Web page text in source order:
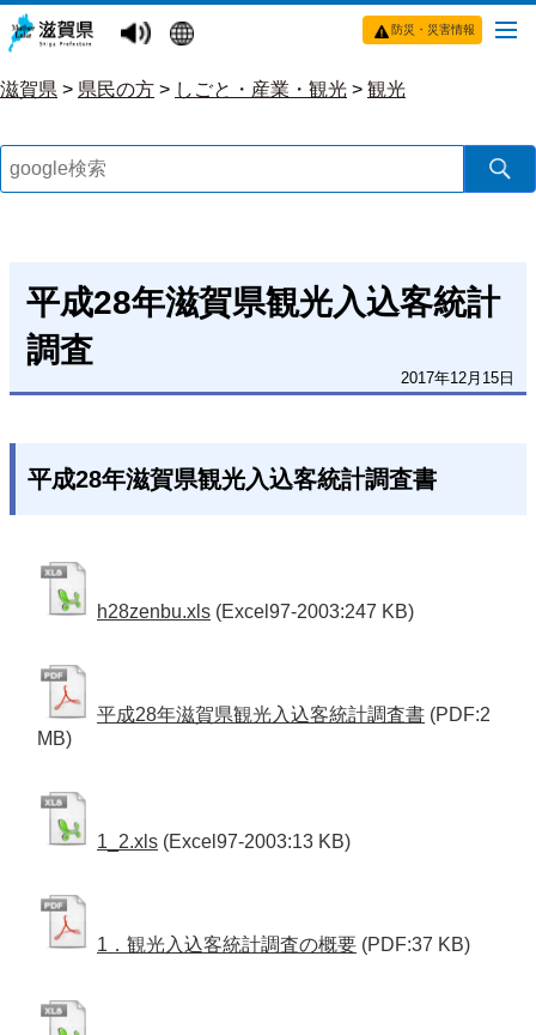
防災・災害情報
滋賀県 > 県民の方 > しごと・産業・観光 > 観光
平成28年滋賀県観光入込客統計
調査
2017年12月15日
平成28年滋賀県観光入込客統計調査書
h28zenbu.xls (Excel97-2003:247 KB)
平成28年滋賀県観光入込客統計調査書 (PDF:2
MB)
1_2.xls (Excel97-2003:13 KB)
1．観光入込客統計調査の概要 (PDF:37 KB)